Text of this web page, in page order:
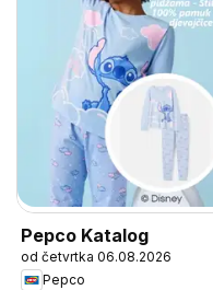
Pepco Katalog
od četvrtka 06.08.2026
Pepco